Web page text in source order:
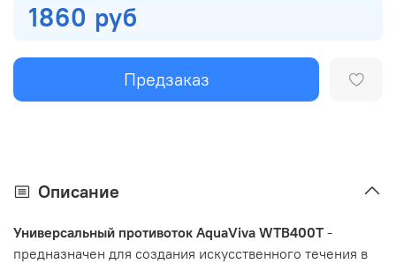
1860 руб
Предзаказ
Описание
Универсальный противоток AquaViva WTB400T -
предназначен для создания искусственного течения в